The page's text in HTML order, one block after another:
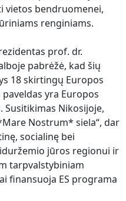
vietos bendruomenei,
renginiams.
prof. dr.
pabrėžė, kad šių
18 skirtingų Europos
yra Europos
Susitikimas Nikosijoje,
Nostrum* siela“, dar
socialinę bei
jūros regionui ir
tarpvalstybiniam
finansuoja ES programa